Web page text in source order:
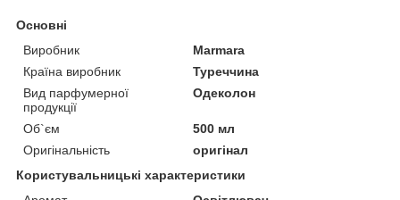
Основні
Виробник
Marmara
Країна виробник
Туреччина
Вид парфумерної
продукції
Одеколон
Об`єм
500 мл
Оригінальність
оригінал
Користувальницькі характеристики